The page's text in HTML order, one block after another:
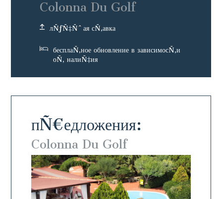
пÑ€едложения:
Colonna Du Golf
Colonna Du Golf
лÑƒÑ‡Ñˆая сÑ‚авка
бесплаÑ‚ное обновление в зависимосÑ‚и
оÑ‚ налиÑ‡ия